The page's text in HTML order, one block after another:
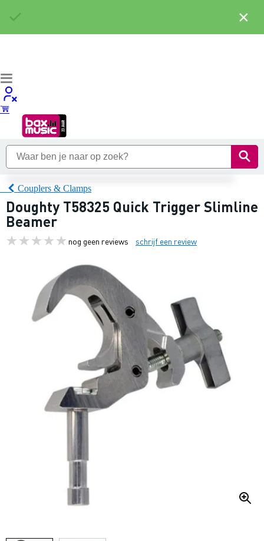
Couplers & Clamps
Doughty T58325 Quick Trigger Slimline
Beamer
nog geen reviews schrijf een review
×